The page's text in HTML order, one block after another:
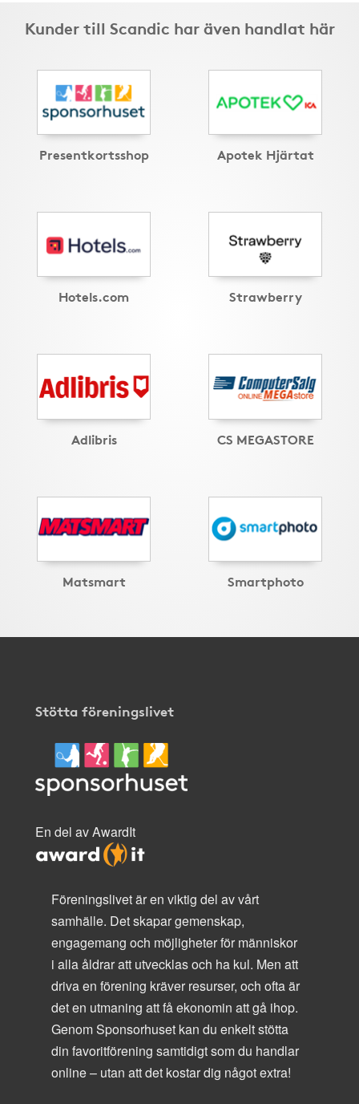
Kunder till Scandic har även handlat här
Presentkortsshop Apotek Hjärtat
Hotels.com Strawberry
Adlibris CS MEGASTORE
Matsmart Smartphoto
Stötta föreningslivet
En del av AwardIt
Föreningslivet är en viktig del av vårt
samhälle. Det skapar gemenskap,
engagemang och möjligheter för människor
i alla åldrar att utvecklas och ha kul. Men att
driva en förening kräver resurser, och ofta är
det en utmaning att få ekonomin att gå ihop.
Genom Sponsorhuset kan du enkelt stötta
din favoritförening samtidigt som du handlar
online – utan att det kostar dig något extra!